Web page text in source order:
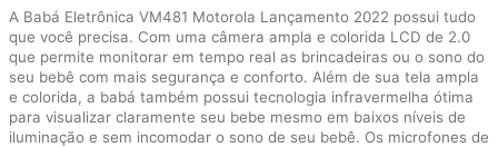
A Babá Eletrônica VM481 Motorola Lançamento 2022 possui tudo
que você precisa. Com uma câmera ampla e colorida LCD de 2.0
que permite monitorar em tempo real as brincadeiras ou o sono do
seu bebê com mais segurança e conforto. Além de sua tela ampla
e colorida, a babá também possui tecnologia infravermelha ótima
para visualizar claramente seu bebe mesmo em baixos níveis de
iluminação e sem incomodar o sono de seu bebê. Os microfones de